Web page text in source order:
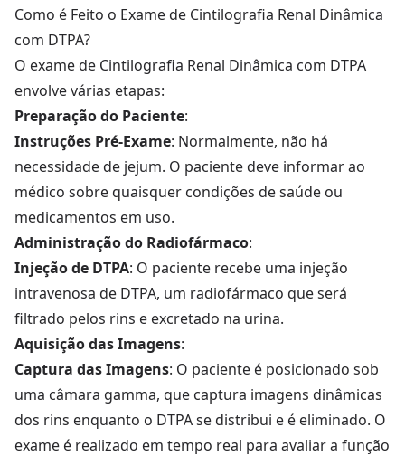
Como é Feito o Exame de Cintilografia Renal Dinâmica
com DTPA?
O exame de Cintilografia Renal Dinâmica com DTPA
envolve várias etapas:
Preparação do Paciente:
Instruções Pré-Exame: Normalmente, não há
necessidade de jejum. O paciente deve informar ao
médico sobre quaisquer condições de saúde ou
medicamentos em uso.
Administração do Radiofármaco:
Injeção de DTPA: O paciente recebe uma injeção
intravenosa de DTPA, um radiofármaco que será
filtrado pelos rins e excretado na urina.
Aquisição das Imagens:
Captura das Imagens: O paciente é posicionado sob
uma câmara gamma, que captura imagens dinâmicas
dos rins enquanto o DTPA se distribui e é eliminado. O
exame é realizado em tempo real para avaliar a função